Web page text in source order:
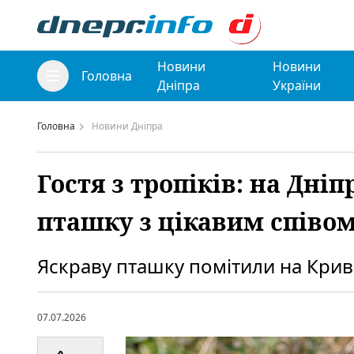
Головна
Новини
Дніпра
Новини
України
Головна Новини Дніпра
Гостя з тропіків: на
пташку з цікавим
Яскраву пташку помітили на
07.07.2026